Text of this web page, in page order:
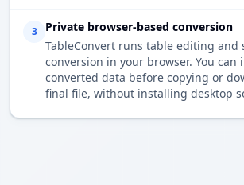
3
Private browser-based conversion
TableConvert runs table editing
conversion in your browser. You can
converted data before copying or
final file, without installing desktop